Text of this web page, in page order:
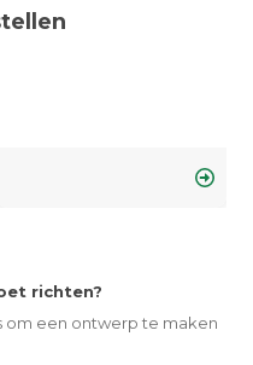
richten?
om een ontwerp te maken